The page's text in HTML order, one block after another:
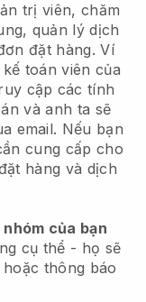
trị viên, chăm
quản lý dịch
đặt hàng. Ví
toán viên của
cập các tính
và anh ta sẽ
email. Nếu bạn
cung cấp cho
hàng và dịch
của bạn
cụ thể - họ sẽ
thông báo